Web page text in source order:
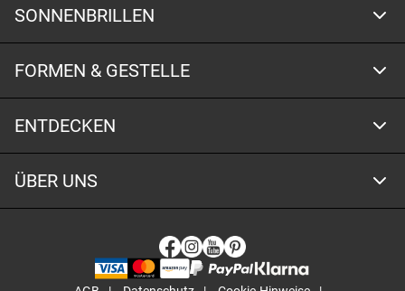
SONNENBRILLEN
FORMEN & GESTELLE
ENTDECKEN
ÜBER UNS